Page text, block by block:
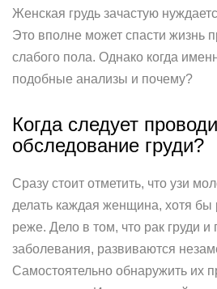
Женская грудь зачастую
Это вполне может спасти жизнь
слабого пола. Однако когда
подобные анализы и почему?
Когда следует
обследование груди?
Сразу стоит отметить, что узи
делать каждая женщина, хотя бы
реже. Дело в том, что рак груди и
заболевания, развиваются
Самостоятельно обнаружить их